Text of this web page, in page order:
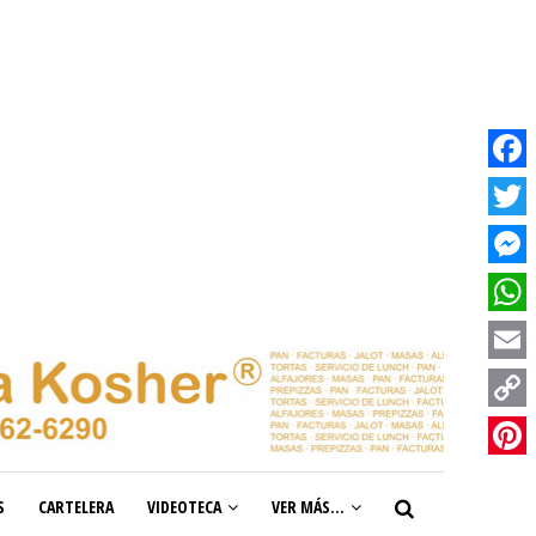
CARTELERA VIDEOTECA VER MÁS...
Facebook
Twitter
Email
Copy